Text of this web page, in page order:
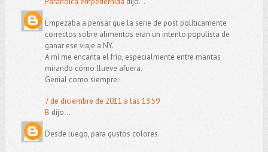
Empezaba a pensar que la serie de post políticamente
correctos sobre alimentos eran un intento populista de
ganar ese viaje a NY.
A mí me encanta el frío, especialmente entre mantas
mirando cómo llueve afuera.
Genial como siempre.
7 de diciembre de 2011 a las 13:59
B dijo...
Desde luego, para gustos colores.